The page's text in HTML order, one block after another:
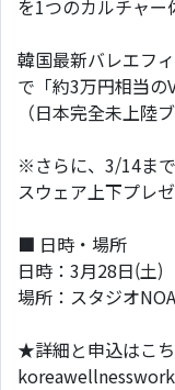
を1つのカルチャー
韓国最新バレエフ
で「約3万円相当の
（日本完全未上陸
※さらに、3/14ま
スウェア上下プレ
■ 日時・場所
日時：3月28日(土
場所：スタジオ
★詳細と申込はこ